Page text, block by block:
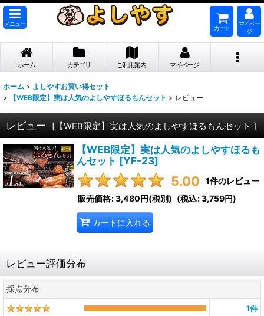
メニュー
カート
マイペー
ジ
ホーム カテゴリ ご利用案内 マイページ
ホーム > よしやすお買い得セット
>
【WEB限定】実は人気のよしやすほるもんセット > レビュー
レビュー [ 【WEB限定】実は人気のよしやすほるもんセット ]
【WEB限定】実は人気のよしやすほるも
んセット [YF-23]
5.00 1件のレビュー
販売価格:3,480円(税別) (税込:3,759円)
カートに入れる
レビュー評価分布
採点分布
1件